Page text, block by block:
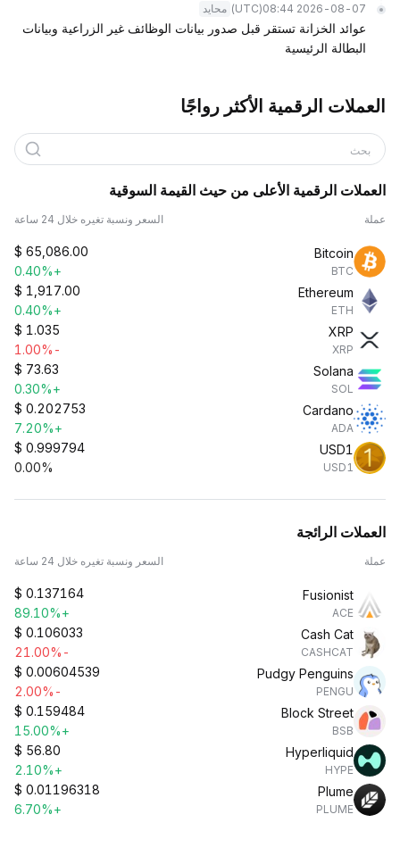
2026-08-07 08:44
(UTC) محايد
عوائد الخزانة تستقر قبل صدور بيانات الوظائف غير الزراعية وبيانات
البطالة الرئيسية
العملات الرقمية الأكثر رواجًا
بحث
العملات الرقمية الأعلى من حيث القيمة السوقية
عملة السعر ونسبة تغيره خلال 24 ساعة
Bitcoin
BTC
$ 65,086.00
+0.40%
Ethereum
ETH
$ 1,917.00
+0.40%
XRP
XRP
$ 1.035
-1.00%
Solana
SOL
$ 73.63
+0.30%
Cardano
ADA
$ 0.202753
+7.20%
USD1
USD1
$ 0.999794
0.00%
العملات الرائجة
عملة السعر ونسبة تغيره خلال 24 ساعة
Fusionist
ACE
$ 0.137164
+89.10%
Cash Cat
CASHCAT
$ 0.106033
-21.00%
Pudgy Penguins
PENGU
$ 0.00604539
-2.00%
Block Street
BSB
$ 0.159484
+15.00%
Hyperliquid
HYPE
$ 56.80
+2.10%
Plume
PLUME
$ 0.01196318
+6.70%